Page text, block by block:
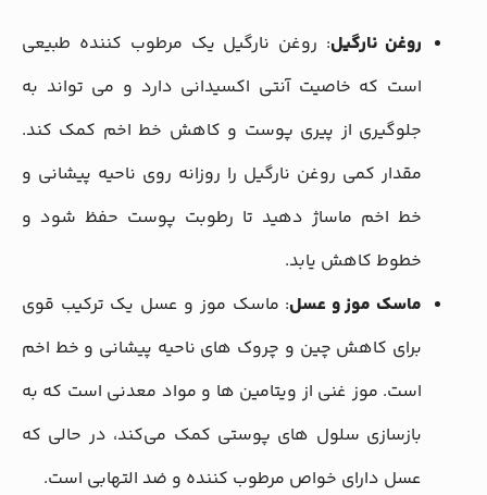
روغن نارگیل: روغن نارگیل یک مرطوب‌ کننده طبیعی
است که خاصیت آنتی‌ اکسیدانی دارد و می‌ تواند به
جلوگیری از پیری پوست و کاهش خط اخم کمک کند.
مقدار کمی روغن نارگیل را روزانه روی ناحیه پیشانی و
خط اخم ماساژ دهید تا رطوبت پوست حفظ شود و
خطوط کاهش یابد.
ماسک موز و عسل: ماسک موز و عسل یک ترکیب قوی
برای کاهش چین و چروک‌ های ناحیه پیشانی و خط اخم
است. موز غنی از ویتامین‌ ها و مواد معدنی است که به
بازسازی سلول‌ های پوستی کمک می‌کند، در حالی که
عسل دارای خواص مرطوب‌ کننده و ضد التهابی است.